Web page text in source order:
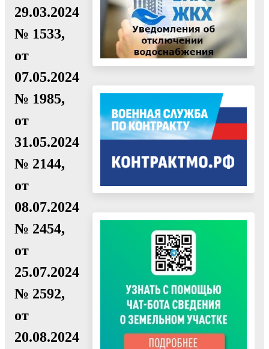
29.03.2024
№ 1533,
от
07.05.2024
№ 1985,
от
31.05.2024
№ 2144,
от
08.07.2024
№ 2454,
от
25.07.2024
№ 2592,
от
20.08.2024